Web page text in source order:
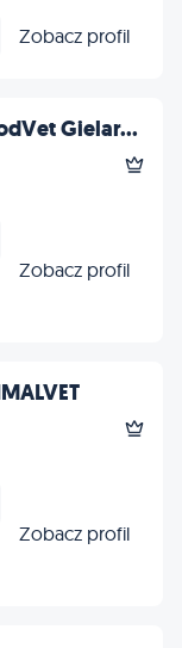
Zobacz profil
Gielar...
Zobacz profil
Zobacz profil